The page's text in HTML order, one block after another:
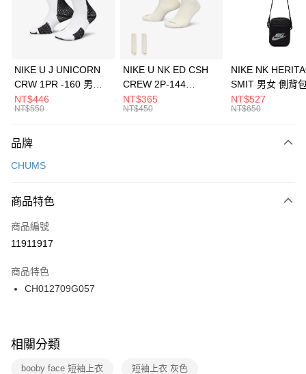
合作金庫商業銀行
第一商業銀行
華南商業銀行
彰化商業銀行
上海商業儲蓄銀行
元大商業銀行
台灣樂天信用卡公司
Apple Pay
全盈+PAY
AFTEE先享後付
【關於「AFTEE先享後付」】
便利好安心！
３．安心：先確認商品／服務後，再付款。
【「AFTEE先享後付」結帳流程】
１．於結帳方式選擇「AFTEE先享後付」後，將跳轉至「AFTEE先享後付」
２．訂單成立數日內，您將收到繳費通知簡訊。
３．收到繳費通知簡訊後14天內，點擊此簡訊中的連結，可透過四大超商／
ATM／網路銀行／等多元方式進行付款，方視為交易完成。
※ 交易是否成功請以「AFTEE先享後付 」之結帳頁面顯示為準，若有關於
是否繳費成功／繳費後需取消欲退款等相關疑問，請聯繫「AFTEE先享後付
客戶支援中心」https://netprotections.freshdesk.com/support/home
運送方式
每筆NT$100，滿NT$1,500(含以上)免運費
宅配
每筆NT$100，滿NT$1,500(含以上)免運費
付款後門市自取
每筆NT$100，滿NT$1,500(含以上)免運費
NIKE U J UNICORN
CRW 1PR -160 男女
中統襪 FZ3393100
NT$446
NT$550
NIKE U NK ED CSH
CREW 2P-144
EMBRDY 男女 短統襪
FZ3073133
NT$365
NT$450
NIKE NK
SMIT 男女 側背
BA5871010
NT$527
NT$650
品牌
CHUMS
商品特色
商品編號
11911917
商品特色
CH012709G057
相關分類
booby face 短袖上衣 短袖上衣 灰色